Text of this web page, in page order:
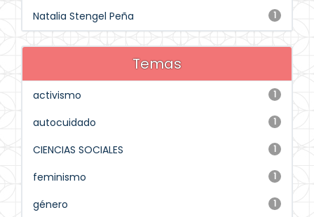
1
Natalia Stengel Peña
Temas
1
activismo
1
autocuidado
1
CIENCIAS SOCIALES
1
feminismo
1
género